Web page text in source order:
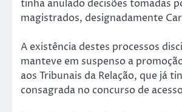
tinha anulado decisões tomadas
magistrados, designadamente
A existência destes processos
manteve em suspenso a
aos Tribunais da Relação, que já
consagrada no concurso de